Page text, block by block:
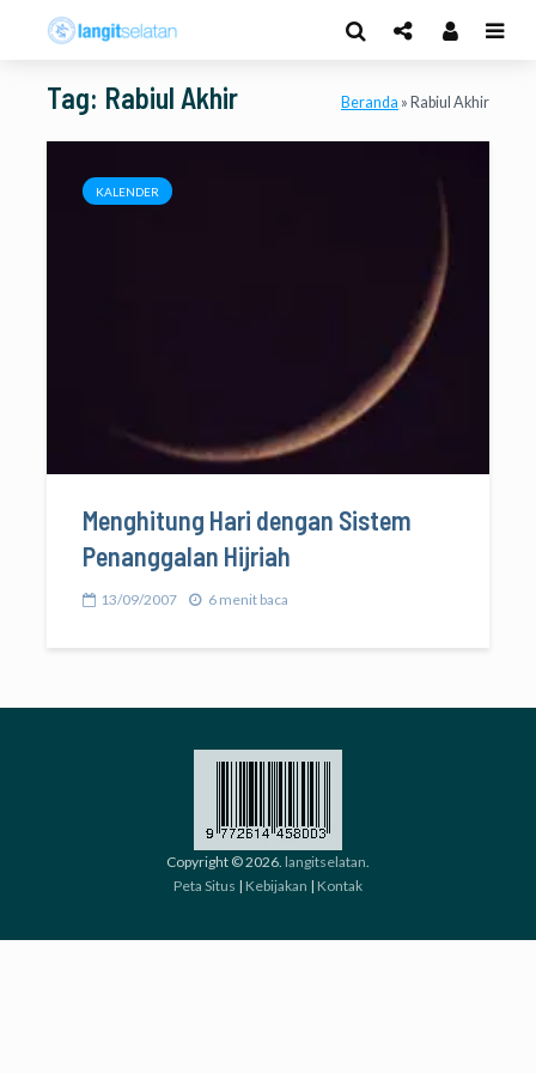
Tag: Rabiul Akhir Beranda » Rabiul Akhir
KALENDER
Menghitung Hari dengan Sistem
Penanggalan Hijriah
13/09/2007 6 menit baca
Copyright © 2026. langitselatan
Peta Situs | Kebijakan | Kontak